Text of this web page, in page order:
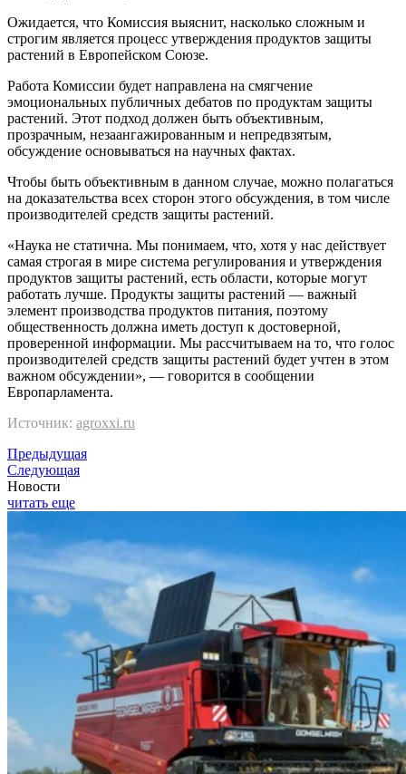
Ожидается, что Комиссия выяснит, насколько сложным и
строгим является процесс утверждения продуктов защиты
растений в Европейском Союзе.
Работа Комиссии будет направлена на смягчение
эмоциональных публичных дебатов по продуктам защиты
растений. Этот подход должен быть объективным,
прозрачным, незаангажированным и непредвзятым,
обсуждение основываться на научных фактах.
Чтобы быть объективным в данном случае, можно полагаться
на доказательства всех сторон этого обсуждения, в том числе
производителей средств защиты растений.
«Наука не статична. Мы понимаем, что, хотя у нас действует
самая строгая в мире система регулирования и утверждения
продуктов защиты растений, есть области, которые могут
работать лучше. Продукты защиты растений — важный
элемент производства продуктов питания, поэтому
общественность должна иметь доступ к достоверной,
проверенной информации. Мы рассчитываем на то, что голос
производителей средств защиты растений будет учтен в этом
важном обсуждении», — говорится в сообщении
Европарламента.
Источник: agroxxi.ru
Предыдущая
Следующая
Новости
читать еще